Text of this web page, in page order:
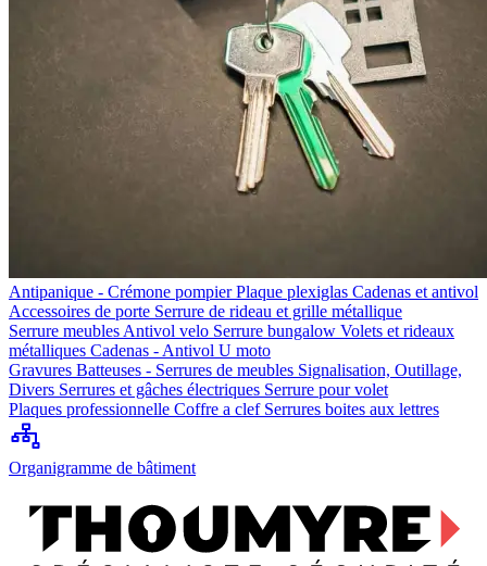
Antipanique - Crémone pompierPlaque plexiglas Cadenas et antivol
Accessoires de porte Serrure de rideau et grille métallique
Serrure meubles Antivol velo Serrure bungalow Volets et rideaux
métalliques Cadenas - Antivol U moto
Gravures Batteuses - Serrures de meubles Signalisation, Outillage,
Divers Serrures et gâches électriques Serrure pour volet
Plaques professionnelle Coffre a clef Serrures boites aux lettres
Organigramme de bâtiment